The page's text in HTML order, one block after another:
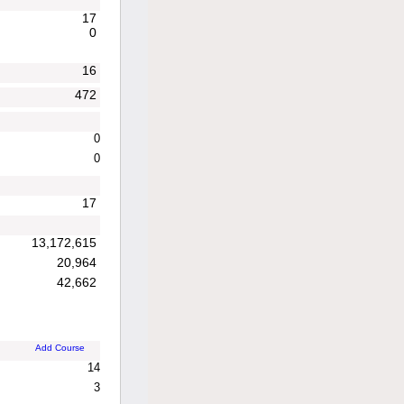
17
0
16
472
0
0
17
13,172,615
20,964
42,662
Add Course
14
3